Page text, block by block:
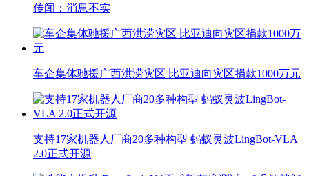
传闻：消息不实
车企集体驰援广西洪涝灾区 比亚迪向灾区捐款1000万元
支持17家机器人厂商20多种构型 蚂蚁灵波LingBot-VLA
2.0正式开源